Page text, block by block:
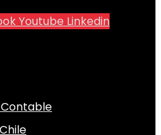
Youtube Linkedin